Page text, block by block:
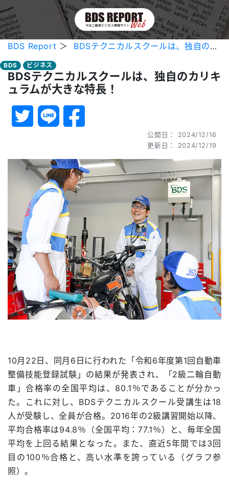
BDS Report ＞ BDSテクニカルスクールは、独自のカリキュラムが大きな特長！
BDS ビジネス
BDSテクニカルスクールは、独自のカリキ
ュラムが大きな特長！
公開日： 2024/12/16
更新日： 2024/12/19
10月22日、同月6日に行われた「令和6年度第1回自動車
整備技能登録試験」の結果が発表され、「2級二輪自動
車」合格率の全国平均は、80.1％であることが分かっ
た。これに対し、BDSテクニカルスクール受講生は18
人が受験し、全員が合格。2016年の2級講習開始以降、
平均合格率は94.8％（全国平均：77.1％）と、毎年全国
平均を上回る結果となった。また、直近5年間では3回
目の100％合格と、高い水準を誇っている（グラフ参
照）。